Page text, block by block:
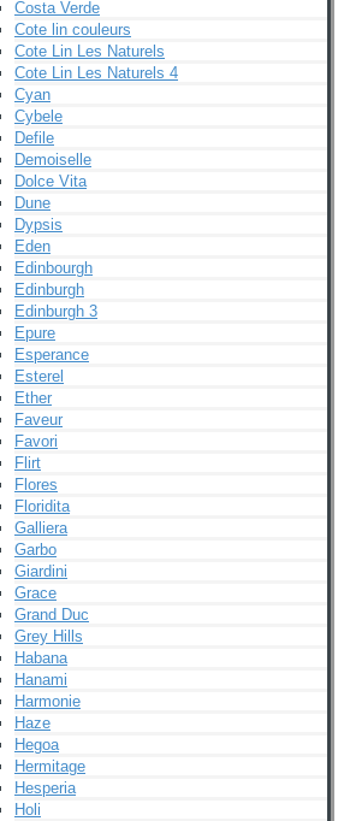
Costa Verde
Cote lin couleurs
Cote Lin Les Naturels
Cote Lin Les Naturels 4
Cyan
Cybele
Defile
Demoiselle
Dolce Vita
Dune
Dypsis
Eden
Edinbourgh
Edinburgh
Edinburgh 3
Epure
Esperance
Esterel
Ether
Faveur
Favori
Flirt
Flores
Floridita
Galliera
Garbo
Giardini
Grace
Grand Duc
Grey Hills
Habana
Hanami
Harmonie
Haze
Hegoa
Hermitage
Hesperia
Holi